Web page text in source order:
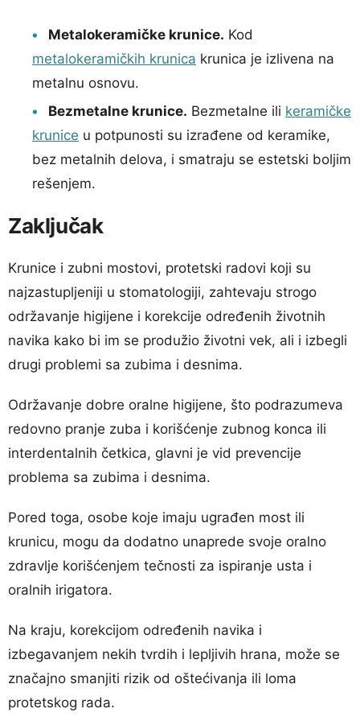
Metalokeramičke krunice. Kod
metalokeramičkih krunica krunica je izlivena na
metalnu osnovu.
Bezmetalne krunice. Bezmetalne ili keramičke
krunice u potpunosti su izrađene od keramike,
bez metalnih delova, i smatraju se estetski boljim
rešenjem.
Zaključak
Krunice i zubni mostovi, protetski radovi koji su
najzastupljeniji u stomatologiji, zahtevaju strogo
održavanje higijene i korekcije određenih životnih
navika kako bi im se produžio životni vek, ali i izbegli
drugi problemi sa zubima i desnima.
Održavanje dobre oralne higijene, što podrazumeva
redovno pranje zuba i korišćenje zubnog konca ili
interdentalnih četkica, glavni je vid prevencije
problema sa zubima i desnima.
Pored toga, osobe koje imaju ugrađen most ili
krunicu, mogu da dodatno unaprede svoje oralno
zdravlje korišćenjem tečnosti za ispiranje usta i
oralnih irigatora.
Na kraju, korekcijom određenih navika i
izbegavanjem nekih tvrdih i lepljivih hrana, može se
značajno smanjiti rizik od oštećivanja ili loma
protetskog rada.